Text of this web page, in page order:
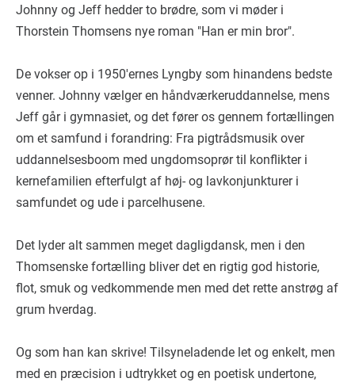
Johnny og Jeff hedder to brødre, som vi møder i
Thorstein Thomsens nye roman "Han er min bror".
De vokser op i 1950'ernes Lyngby som hinandens bedste
venner. Johnny vælger en håndværkeruddannelse, mens
Jeff går i gymnasiet, og det fører os gennem fortællingen
om et samfund i forandring: Fra pigtrådsmusik over
uddannelsesboom med ungdomsoprør til konflikter i
kernefamilien efterfulgt af høj- og lavkonjunkturer i
samfundet og ude i parcelhusene.
Det lyder alt sammen meget dagligdansk, men i den
Thomsenske fortælling bliver det en rigtig god historie,
flot, smuk og vedkommende men med det rette anstrøg af
grum hverdag.
Og som han kan skrive! Tilsyneladende let og enkelt, men
med en præcision i udtrykket og en poetisk undertone,